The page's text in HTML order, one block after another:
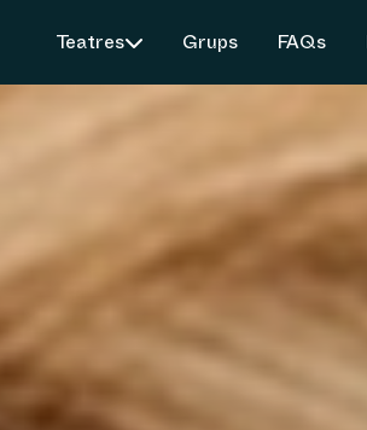
Teatres Grups FAQs